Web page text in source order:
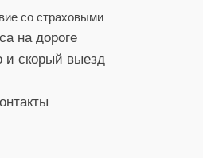
со страховыми
на дороге
и скорый выезд